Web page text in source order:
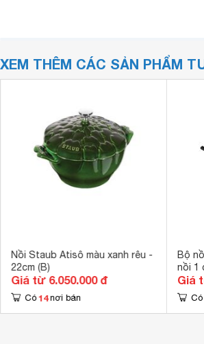
XEM THÊM CÁC SẢN PHẨM
Nồi Staub Atisô màu xanh rêu -
22cm (B)
Giá từ 6.050.000 đ
Có 14 nơi bán
Bộ
nồi 1
Giá
Có